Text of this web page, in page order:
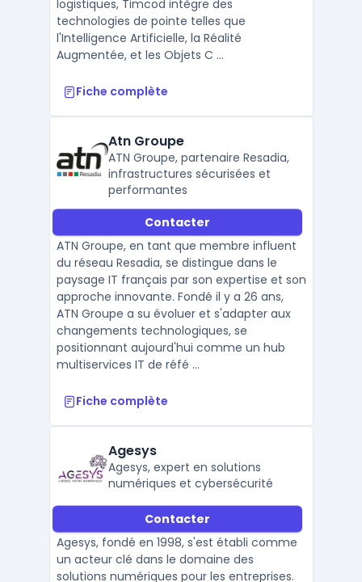
logistiques, Timcod intègre des
technologies de pointe telles que
l'Intelligence Artificielle, la Réalité
Augmentée, et les Objets C ...
Fiche complète
Atn Groupe
ATN Groupe, partenaire Resadia,
infrastructures sécurisées et
performantes
Contacter
ATN Groupe, en tant que membre influent
du réseau Resadia, se distingue dans le
paysage IT français par son expertise et son
approche innovante. Fondé il y a 26 ans,
ATN Groupe a su évoluer et s'adapter aux
changements technologiques, se
positionnant aujourd'hui comme un hub
multiservices IT de réfé ...
Fiche complète
Agesys
Agesys, expert en solutions
numériques et cybersécurité
Contacter
Agesys, fondé en 1998, s'est établi comme
un acteur clé dans le domaine des
solutions numériques pour les entreprises.